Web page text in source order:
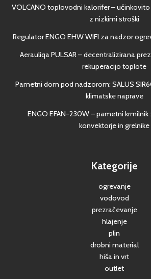
VOLCANO toplovodni kalorifer –
z nizkimi stroški
Regulator ENGO EHW WIFI za nadzor
Aerauliqa PULSAR – decentralizirana
rekuperacijo toplote
Pametni dom pod nadzorom: SALUS
klimatske naprave
ENGO EFAN-230W – pametni
konvektorje in grelnike
Kategorije
ogrevanje
vodovod
prezračevanje
hlajenje
plin
drobni material
hiša in vrt
outlet